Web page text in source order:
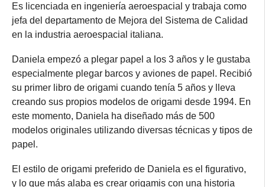
Es licenciada en ingeniería aeroespacial y trabaja como
jefa del departamento de Mejora del Sistema de Calidad
en la industria aeroespacial italiana.
Daniela empezó a plegar papel a los 3 años y le gustaba
especialmente plegar barcos y aviones de papel. Recibió
su primer libro de origami cuando tenía 5 años y lleva
creando sus propios modelos de origami desde 1994. En
este momento, Daniela ha diseñado más de 500
modelos originales utilizando diversas técnicas y tipos de
papel.
El estilo de origami preferido de Daniela es el figurativo,
y lo que más alaba es crear origamis con una historia